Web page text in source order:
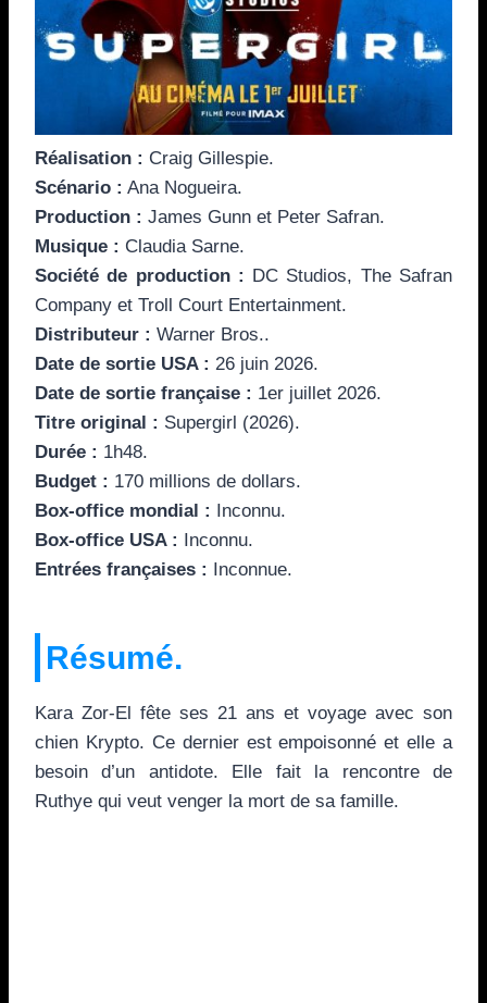
Réalisation : Craig Gillespie.
Scénario : Ana Nogueira.
Production : James Gunn et Peter Safran.
Musique : Claudia Sarne.
Société de production : DC Studios, The Safran
Company et Troll Court Entertainment.
Distributeur : Warner Bros..
Date de sortie USA : 26 juin 2026.
Date de sortie française : 1er juillet 2026.
Titre original : Supergirl (2026).
Durée : 1h48.
Budget : 170 millions de dollars.
Box-office mondial : Inconnu.
Box-office USA : Inconnu.
Entrées françaises : Inconnue.
Résumé.
Kara Zor-El fête ses 21 ans et voyage avec son
chien Krypto. Ce dernier est empoisonné et elle a
besoin d’un antidote. Elle fait la rencontre de
Ruthye qui veut venger la mort de sa famille.